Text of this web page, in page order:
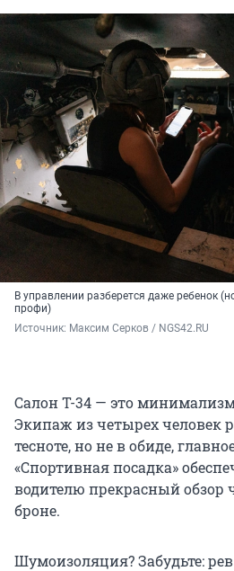
В управлении разберется даже ребенок
профи)
Источник: Максим Серков / NGS42.RU
Салон Т-34 — это
Экипаж из четырех человек
тесноте, но не в обиде,
«Спортивная посадка»
водителю прекрасный обзор
броне.
Шумоизоляция? Забудьте: